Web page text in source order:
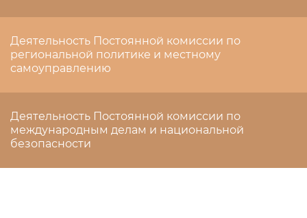
Деятельность Постоянной комиссии по
региональной политике и местному
самоуправлению
Деятельность Постоянной комиссии по
международным делам и национальной
безопасности